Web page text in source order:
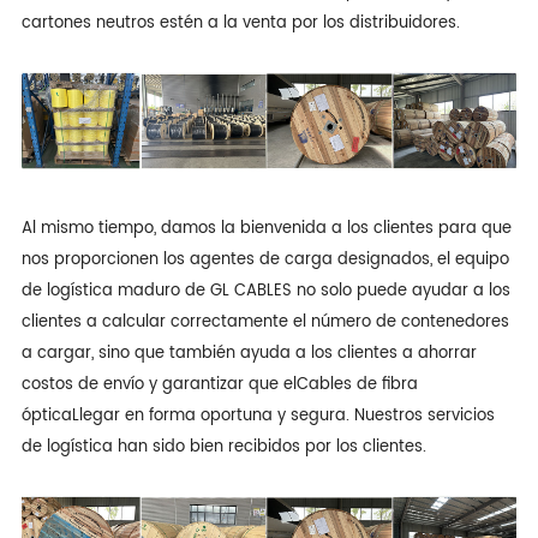
cartones neutros estén a la venta por los distribuidores.
Al mismo tiempo, damos la bienvenida a los clientes para que
nos proporcionen los agentes de carga designados, el equipo
de logística maduro de GL CABLES no solo puede ayudar a los
clientes a calcular correctamente el número de contenedores
a cargar, sino que también ayuda a los clientes a ahorrar
costos de envío y garantizar que elCables de fibra
ópticaLlegar en forma oportuna y segura. Nuestros servicios
de logística han sido bien recibidos por los clientes.